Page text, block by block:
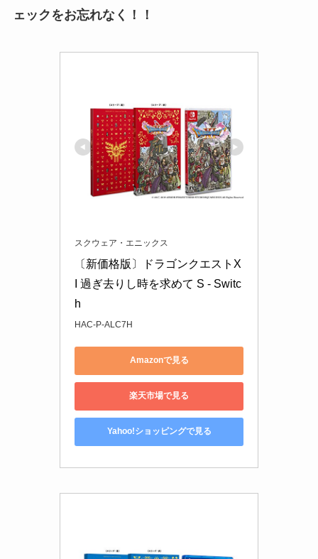
ェックをお忘れなく！！
スクウェア・エニックス
〔新価格版〕ドラゴンクエストX
I 過ぎ去りし時を求めて S - Switc
h
HAC-P-ALC7H
Amazonで見る
楽天市場で見る
Yahoo!ショッピングで見る